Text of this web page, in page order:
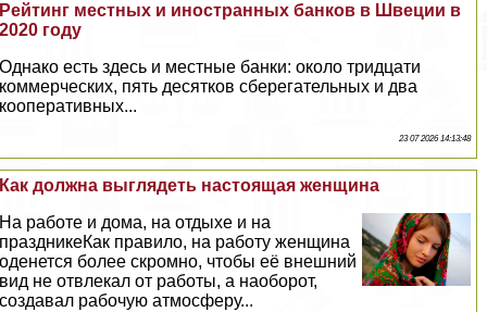
Рейтинг местных и иностранных банков в Швеции в
2020 году
Однако есть здесь и местные банки: около тридцати
коммерческих, пять десятков сберегательных и два
кооперативных...
23 07 2026 14:13:48
Как должна выглядеть настоящая женщина
На работе и дома, на отдыхе и на
праздникеКак правило, на работу женщина
оденется более скромно, чтобы её внешний
вид не отвлекал от работы, а наоборот,
создавал рабочую атмосферу...